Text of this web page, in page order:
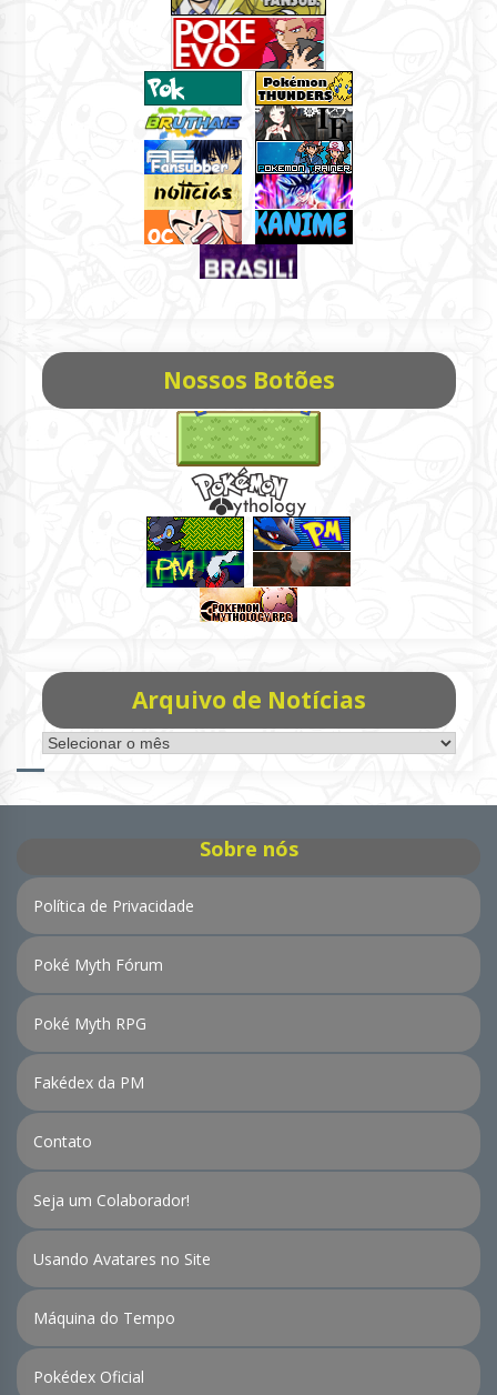
Nossos Botões
Arquivo de Notícias
Arquivo
de
Sobre nós
Política de Privacidade
Poké Myth Fórum
Poké Myth RPG
Fakédex da PM
Contato
Seja um Colaborador!
Usando Avatares no Site
Máquina do Tempo
Pokédex Oficial